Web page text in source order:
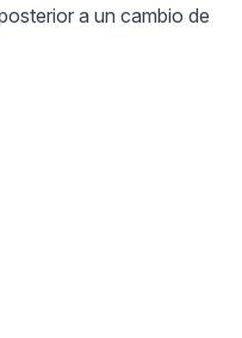
a un cambio de